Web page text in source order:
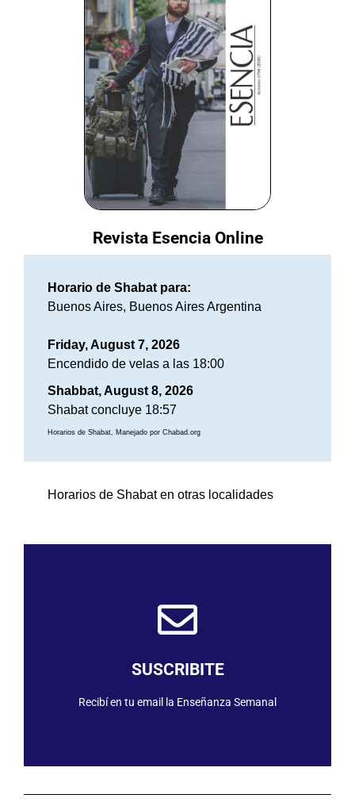
Revista Esencia Online
Horario de Shabat para:
Buenos Aires, Buenos Aires Argentina
Friday, August 7, 2026
Encendido de velas a las 18:00
Shabbat, August 8, 2026
Shabat concluye 18:57
Horarios de Shabat, Manejado por Chabad.org
Horarios de Shabat en otras localidades
SUSCRIBITE
Recibí en tu email la Enseñanza Semanal